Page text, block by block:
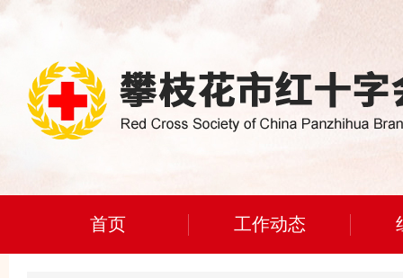
首页 工作动态